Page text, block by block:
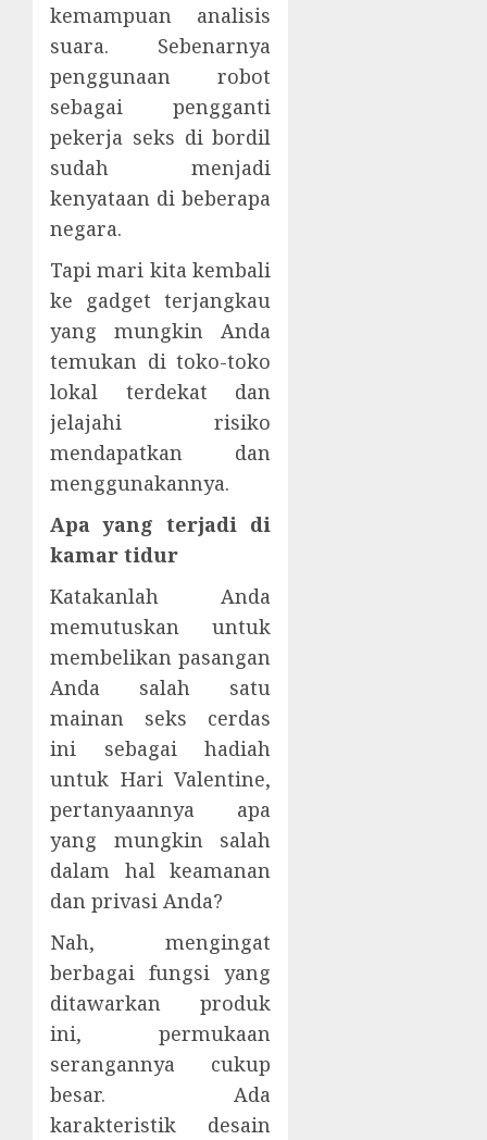
kemampuan analisis
suara. Sebenarnya
penggunaan robot
sebagai pengganti
pekerja seks di bordil
sudah menjadi
kenyataan di beberapa
negara.
Tapi mari kita kembali
ke gadget terjangkau
yang mungkin Anda
temukan di toko-toko
lokal terdekat dan
jelajahi risiko
mendapatkan dan
menggunakannya.
Apa yang terjadi di
kamar tidur
Katakanlah Anda
memutuskan untuk
membelikan pasangan
Anda salah satu
mainan seks cerdas
ini sebagai hadiah
untuk Hari Valentine,
pertanyaannya apa
yang mungkin salah
dalam hal keamanan
dan privasi Anda?
Nah, mengingat
berbagai fungsi yang
ditawarkan produk
ini, permukaan
serangannya cukup
besar. Ada
karakteristik desain